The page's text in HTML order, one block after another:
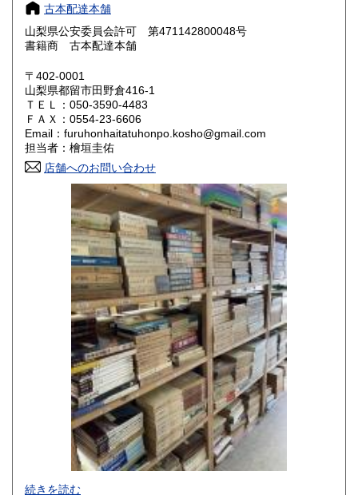
鳥取県 800円 島根県
岡山県
山口県 800円
香川県 800円 愛媛県
高知県 800円
800円 長崎県
800円 大分県
800円 鹿児島県
1,500円
古本配達本舗
山梨県公安委員会許可 第471142800048号
書籍商 古本配達本舗
〒402-0001
山梨県都留市田野倉416-1
ＴＥＬ：050-3590-4483
ＦＡＸ：0554-23-6606
Email：furuhonhaitatuhonpo.kosho@gmail.com
担当者：檜垣圭佑
店舗へのお問い合わせ
-
続きを読む